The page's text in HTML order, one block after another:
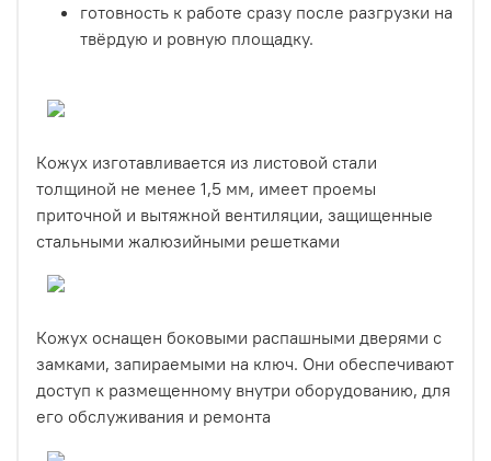
готовность к работе сразу после разгрузки на
твёрдую и ровную площадку.
Кожух изготавливается из листовой стали
толщиной не менее 1,5 мм, имеет проемы
приточной и вытяжной вентиляции, защищенные
стальными жалюзийными решетками
Кожух оснащен боковыми распашными дверями с
замками, запираемыми на ключ. Они обеспечивают
доступ к размещенному внутри оборудованию, для
его обслуживания и ремонта